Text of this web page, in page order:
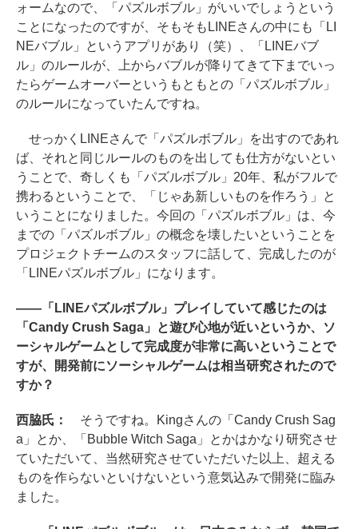
ォームなので、「パズルボブル」がいいでしょうという
ことになったのですが、そもそもLINEさんの中にも「LI
NEバブル」というアプリがあり（笑）、「LINEバブ
ル」のルールが、上からバブルが降りてきて下までいっ
たらゲームオーバーというもともとの「パズルボブル」
のルールになっていたんですね。
せっかくLINEさんで「パズルボブル」を出すのであれ
ば、それと同じルールのものを出しても仕方がないとい
うことで、奇しくも「パズルボブル」20年、私がフルで
携わるということで、「じゃあ新しいものを作ろう」と
いうことになりました。今回の「パズルボブル」は、今
までの「パズルボブル」の概念を壊したいということを
プロジェクトチームのスタッフに話して、完成したのが
「LINEパズルボブル」になります。
――「LINEパズルボブル」プレイしていて感じたのは
「Candy Crush Saga」と遊び心地が近いというか、ソ
ーシャルゲームとして完成度が非常に高いということで
すが、開発前にソーシャルゲームは相当研究されたので
すか？
西脇氏：
そうですね。Kingさんの「Candy Crush Sag
a」とか、「Bubble Witch Saga」とかはかなり研究させ
ていただいて、当然研究させていただいた以上、超える
ものを作らないといけないという意気込みで開発に臨み
ました。